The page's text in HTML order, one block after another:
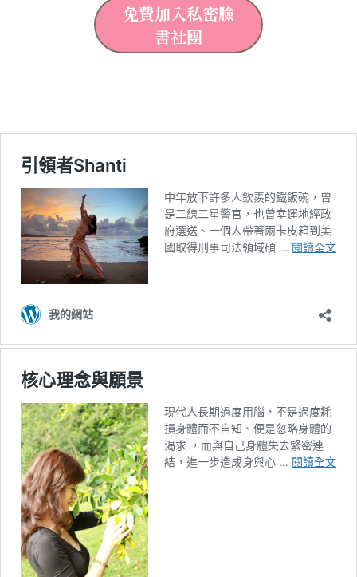
免費加入私密臉
書社團